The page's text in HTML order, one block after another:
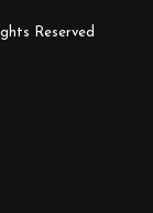
Reserved